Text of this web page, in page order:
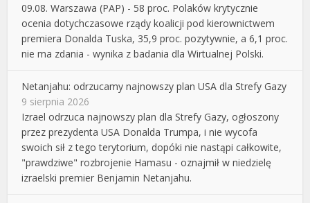
09.08. Warszawa (PAP) - 58 proc. Polaków krytycznie
ocenia dotychczasowe rządy koalicji pod kierownictwem
premiera Donalda Tuska, 35,9 proc. pozytywnie, a 6,1 proc.
nie ma zdania - wynika z badania dla Wirtualnej Polski.
Netanjahu: odrzucamy najnowszy plan USA dla Strefy Gazy
9 sierpnia 2026
Izrael odrzuca najnowszy plan dla Strefy Gazy, ogłoszony
przez prezydenta USA Donalda Trumpa, i nie wycofa
swoich sił z tego terytorium, dopóki nie nastąpi całkowite,
"prawdziwe" rozbrojenie Hamasu - oznajmił w niedzielę
izraelski premier Benjamin Netanjahu.